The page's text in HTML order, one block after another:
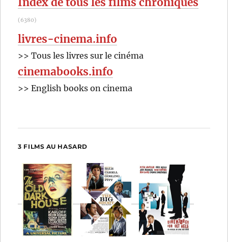
(6380)
livres-cinema.info
>> Tous les livres sur le cinéma
cinemabooks.info
>> English books on cinema
3 FILMS AU HASARD